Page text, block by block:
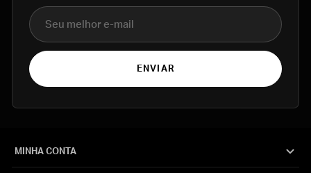
E-mail
ENVIAR
MINHA CONTA